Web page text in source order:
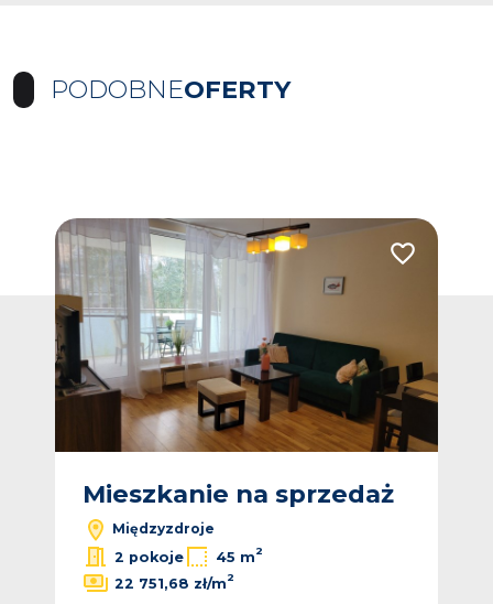
PODOBNEOFERTY
Dodaj do
Mieszkanie na sprzedaż
Międzyzdroje
2 pokoje
45 m2
22 751,68 zł/m2